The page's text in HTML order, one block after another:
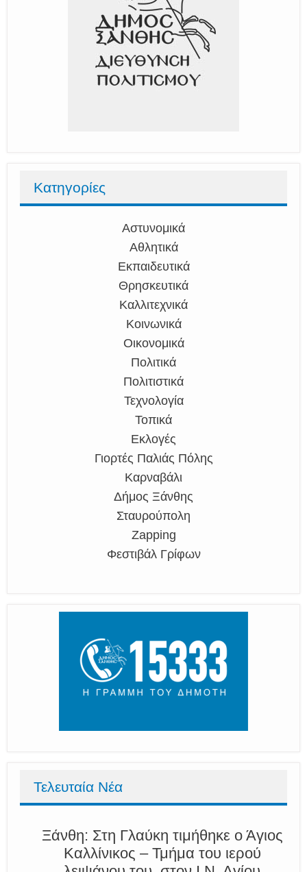
Κατηγορίες
Αστυνομικά
Αθλητικά
Εκπαιδευτικά
Θρησκευτικά
Καλλιτεχνικά
Κοινωνικά
Οικονομικά
Πολιτικά
Πολιτιστικά
Τεχνολογία
Τοπικά
Εκλογές
Γιορτές Παλιάς Πόλης
Καρναβάλι
Δήμος Ξάνθης
Σταυρούπολη
Zapping
Φεστιβάλ Γρίφων
Τελευταία Νέα
Ξάνθη: Στη Γλαύκη τιμήθηκε ο Άγιος
Καλλίνικος – Τμήμα του ιερού